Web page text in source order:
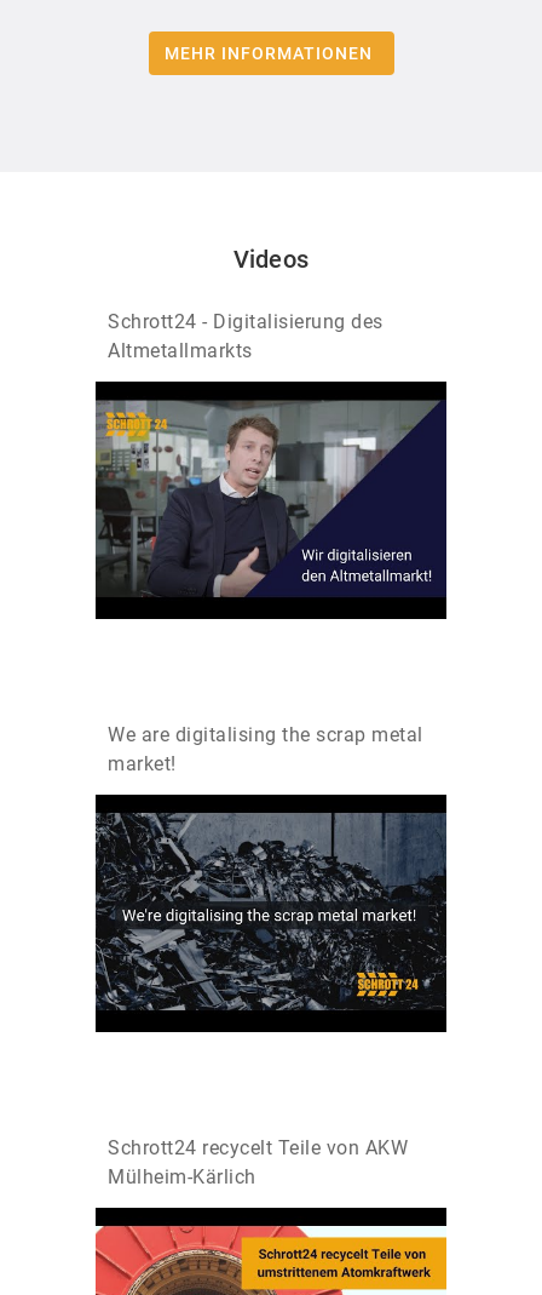
MEHR INFORMATIONEN
Videos
Schrott24 - Digitalisierung des
Altmetallmarkts
We are digitalising the scrap metal
market!
Schrott24 recycelt Teile von AKW
Mülheim-Kärlich